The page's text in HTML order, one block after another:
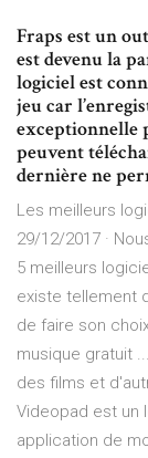
Fraps est un
est devenu la
logiciel est
jeu car
exceptionnelle
peuvent
dernière ne
Les meilleurs
29/12/2017 ·
5 meilleurs
existe tellement
de faire son
musique gratuit
des films et
Videopad est un
application de